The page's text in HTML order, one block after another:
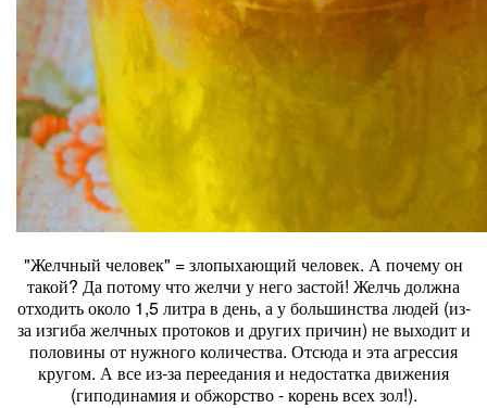
"Желчный человек" = злопыхающий человек. А почему он
такой? Да потому что желчи у него застой! Желчь должна
отходить около 1,5 литра в день, а у большинства людей (из-
за изгиба желчных протоков и других причин) не выходит и
половины от нужного количества. Отсюда и эта агрессия
кругом. А все из-за переедания и недостатка движения
(гиподинамия и обжорство - корень всех зол!).